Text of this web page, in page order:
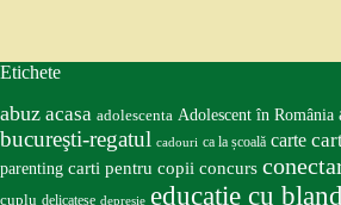
Etichete
abuz acasa adolescenta Adolescent în România
bucureşti-regatul cadouri ca la școală carte
parenting carti pentru copii concurs
cuplu delicatese depresie educatie cu